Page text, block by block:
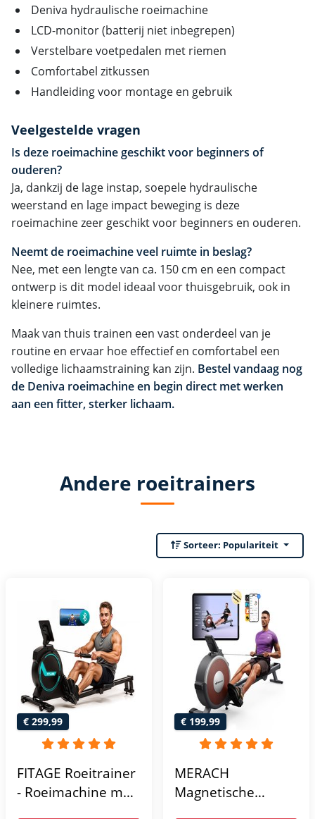
Deniva hydraulische roeimachine
LCD-monitor (batterij niet inbegrepen)
Verstelbare voetpedalen met riemen
Comfortabel zitkussen
Handleiding voor montage en gebruik
Veelgestelde vragen
Is deze roeimachine geschikt voor beginners of
ouderen?
Ja, dankzij de lage instap, soepele hydraulische
weerstand en lage impact beweging is deze
roeimachine zeer geschikt voor beginners en ouderen.
Neemt de roeimachine veel ruimte in beslag?
Nee, met een lengte van ca. 150 cm en een compact
ontwerp is dit model ideaal voor thuisgebruik, ook in
kleinere ruimtes.
Maak van thuis trainen een vast onderdeel van je
routine en ervaar hoe effectief en comfortabel een
volledige lichaamstraining kan zijn. Bestel vandaag nog
de Deniva roeimachine en begin direct met werken
aan een fitter, sterker lichaam.
Andere roeitrainers
Sorteer: Populariteit
€ 299,99
FITAGE Roeitrainer
- Roeimachine met
€ 199,99
MERACH
Magnetische